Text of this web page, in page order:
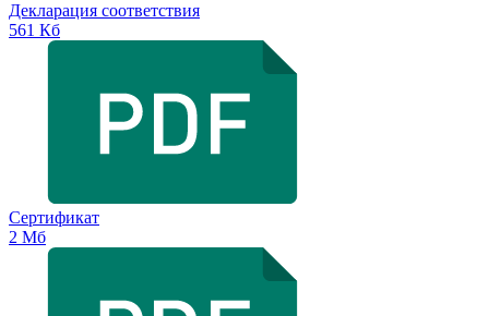
Декларация соответствия
561 Кб
Сертификат
2 Мб